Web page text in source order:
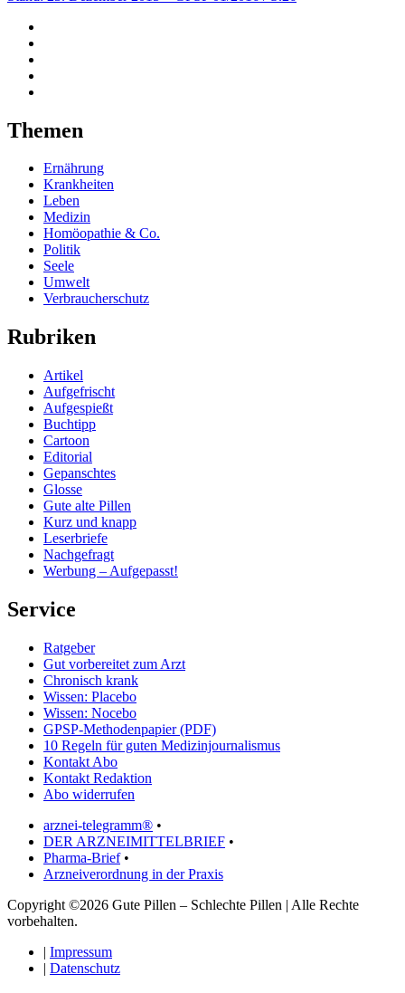
Themen
Ernährung
Krankheiten
Leben
Medizin
Homöopathie & Co.
Politik
Seele
Umwelt
Verbraucherschutz
Rubriken
Artikel
Aufgefrischt
Aufgespießt
Buchtipp
Cartoon
Editorial
Gepanschtes
Glosse
Gute alte Pillen
Kurz und knapp
Leserbriefe
Nachgefragt
Werbung – Aufgepasst!
Service
Ratgeber
Gut vorbereitet zum Arzt
Chronisch krank
Wissen: Placebo
Wissen: Nocebo
GPSP-Methodenpapier (PDF)
10 Regeln für guten Medizinjournalismus
Kontakt Abo
Kontakt Redaktion
Abo widerrufen
arznei-telegramm® •
DER ARZNEIMITTELBRIEF •
Pharma-Brief•
Arzneiverordnung in der Praxis
Copyright ©2026 Gute Pillen – Schlechte Pillen | Alle Rechte
vorbehalten.
| Impressum
| Datenschutz